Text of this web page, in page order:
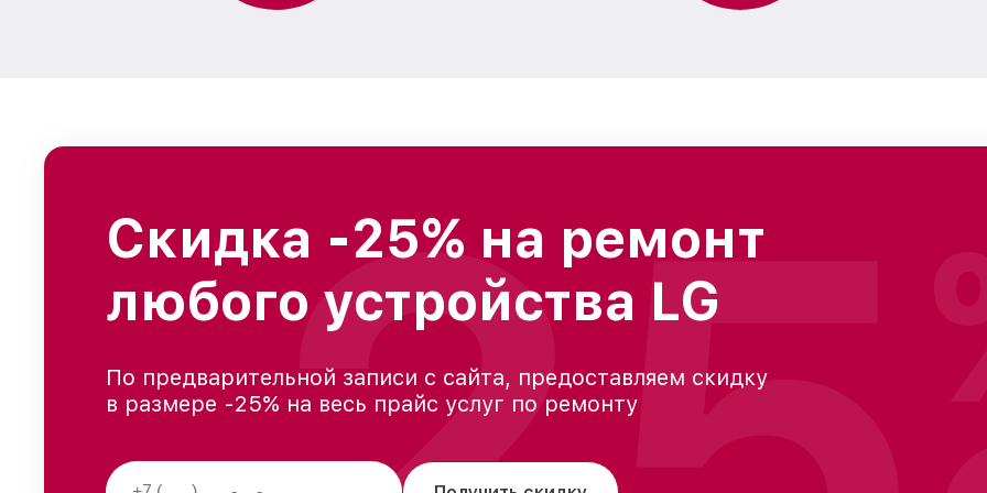
Скидка -25% на ремонт
любого устройства LG
По предварительной записи с сайта, предоставляем скидку
в размере -25% на весь прайс услуг по ремонту